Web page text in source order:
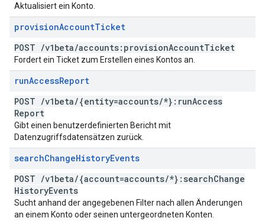
Aktualisiert ein Konto.
provisionAccountTicket
POST /v1beta/accounts:provisionAccountTicket
Fordert ein Ticket zum Erstellen eines Kontos an.
runAccessReport
POST /v1beta/{entity=accounts/*}:runAccess
Report
Gibt einen benutzerdefinierten Bericht mit
Datenzugriffsdatensätzen zurück.
searchChangeHistoryEvents
POST /v1beta/{account=accounts/*}:searchChange
HistoryEvents
Sucht anhand der angegebenen Filter nach allen Änderungen
an einem Konto oder seinen untergeordneten Konten.